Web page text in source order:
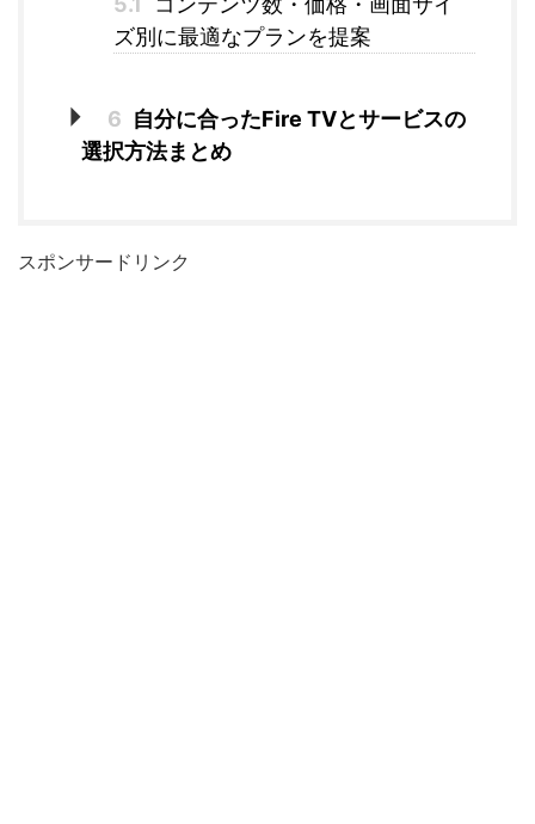
ズ別に最適なプランを提案
6 自分に合ったFire TVとサービスの
選択方法まとめ
スポンサードリンク